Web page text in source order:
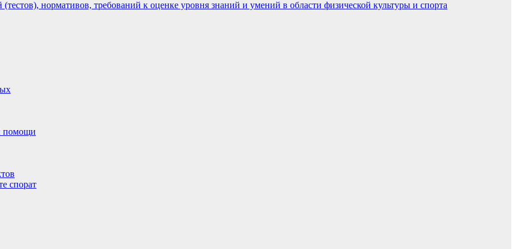
нормативов, требований к оценке уровня знаний и умений в области физической культуры и спорта
помощи
спорат